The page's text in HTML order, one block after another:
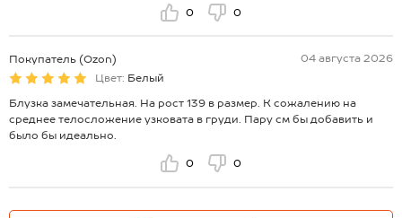
0 0
Покупатель (Ozon)
04 августа 2026
Цвет: Белый
Блузка замечательная. На рост 139 в размер. К сожалению на
среднее телосложение узковата в груди. Пару см бы добавить и
было бы идеально.
0 0